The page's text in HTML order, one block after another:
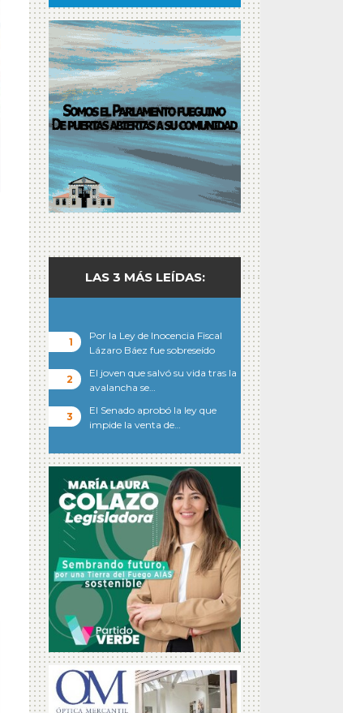
LAS 3 MÁS LEÍDAS:
Por la Ley de Inocencia Fiscal
Lázaro Báez fue sobreseído
El joven que salvó su vida tras la
avalancha se…
El Senado aprobó la ley que
impide la venta de…